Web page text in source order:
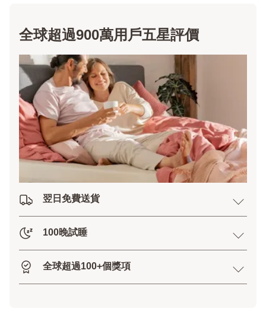
全球超過900萬用戶五星評價
翌日免費送貨
100晚試睡
全球超過100+個獎項